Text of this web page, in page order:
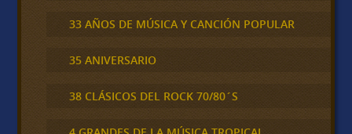
33 AÑOS DE MÚSICA Y CANCIÓN POPULAR
35 ANIVERSARIO
38 CLÁSICOS DEL ROCK 70/80´S